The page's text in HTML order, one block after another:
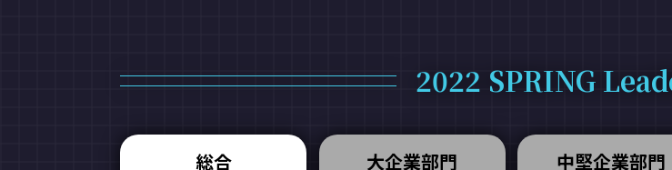
2022 SPRING
総合 大企業部門 中堅企業部門